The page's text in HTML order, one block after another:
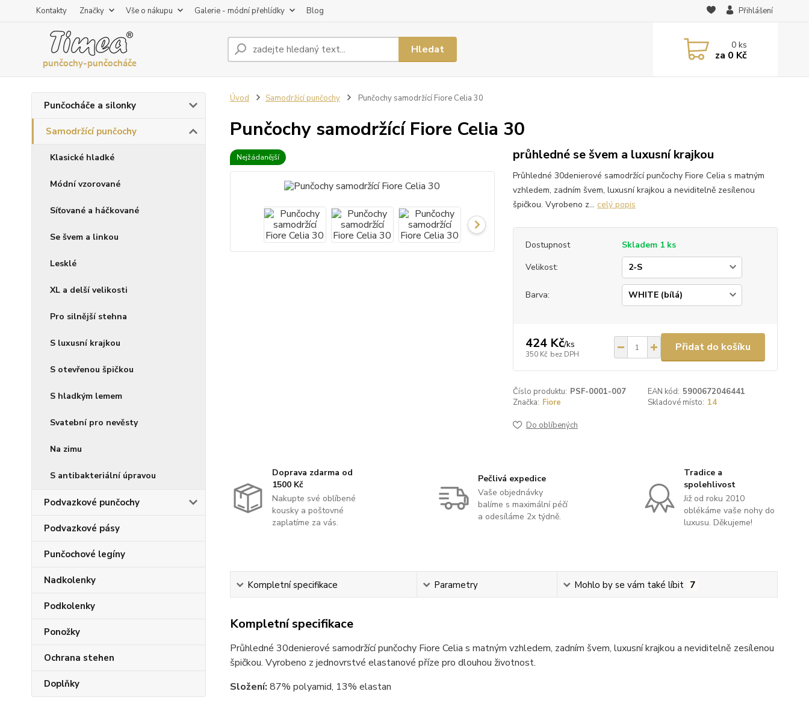
Kontakty Značky Vše o nákupu Galerie - módní přehlídky Blog Přihlášení
Hledat 0ks
za 0 Kč
Punčocháče a silonky
Samodržící punčochy
Klasické hladké
Módní vzorované
Síťované a háčkované
Se švem a linkou
Lesklé
XL a delší velikosti
Pro silnější stehna
S luxusní krajkou
S otevřenou špičkou
S hladkým lemem
Svatební pro nevěsty
Na zimu
S antibakteriální úpravou
Podvazkové punčochy
Podvazkové pásy
Punčochové legíny
Nadkolenky
Podkolenky
Ponožky
Ochrana stehen
Doplňky
Úvod Samodržící punčochy Punčochy samodržící Fiore Celia 30
Punčochy samodržící Fiore Celia 30
Nejžádanější průhledné se švem a luxusní krajkou
Průhledné 30denierové samodržící punčochy Fiore Celia s matným
vzhledem, zadním švem, luxusní krajkou a neviditelně zesílenou
špičkou. Vyrobeno z... celý popis
Dostupnost
Skladem 1 ks
Velikost:
Barva:
424 Kč/ks
350 Kč bez DPH
Přidat do košíku
Číslo produktu: PSF-0001-007 EAN kód: 5900672046441
Značka: Fiore Skladové místo: 14
Do oblíbených
Doprava zdarma od
1500 Kč
Nakupte své oblíbené
kousky a poštovné
zaplatíme za vás.
Pečlivá expedice
Vaše objednávky
balíme s maximální péčí
a odesíláme 2x týdně.
Tradice a
spolehlivost
Již od roku 2010
oblékáme vaše nohy do
luxusu. Děkujeme!
Kompletní specifikace Parametry Mohlo by se vám také líbit 7
Kompletní specifikace
Průhledné 30denierové samodržící punčochy Fiore Celia s matným vzhledem, zadním švem, luxusní krajkou a neviditelně zesílenou
špičkou. Vyrobeno z jednovrstvé elastanové příze pro dlouhou životnost.
Složení: 87% polyamid, 13% elastan